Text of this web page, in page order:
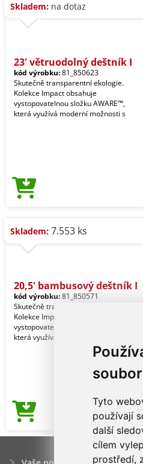
Tyto
používají
další
cílem
prostředí,
Skladem: na dotaz
23' větruodolný deštník I
kód výrobku:81_850623
Skutečně transparentní ekologie.
Kolekce Impact obsahuje
vystopovatelnou složku AWARE™,
která využívá moderní možnosti s
Skladem: 7.553 ks
20,5' bambusový deštník I
kód výrobku:81_850571
Skutečně transparentní ekologie.
Kolekce Impact obsahuje
vystopovatelnou složku AWARE™,
která využívá moderní možnosti s